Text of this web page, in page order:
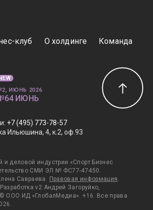
клуб О холдинге Команда
: +7 (495) 773-78-57
Ильюшина, 4, к.2, оф.93
и деловой индустрии «Спорт Бизнес
СМИ ЭЛ № ФС77-47450.
Савраева. Правовая информация.
v2:Андрей Загоруйко,
© ООО ИД «ГлобалМедиа». +16. Все права
ИЮНЬ 2026
ИЮНЬ